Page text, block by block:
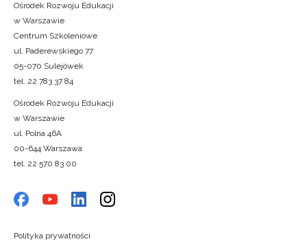
Ośrodek Rozwoju Edukacji
w Warszawie
Centrum Szkoleniowe
ul. Paderewskiego 77
05-070 Sulejówek
tel. 22 783 37 84
Ośrodek Rozwoju Edukacji
w Warszawie
ul. Polna 46A
00-644 Warszawa
tel. 22 570 83 00
Polityka prywatności